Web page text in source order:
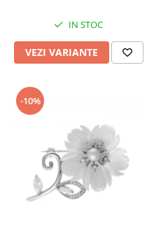
IN STOC
VEZI VARIANTE
-10%